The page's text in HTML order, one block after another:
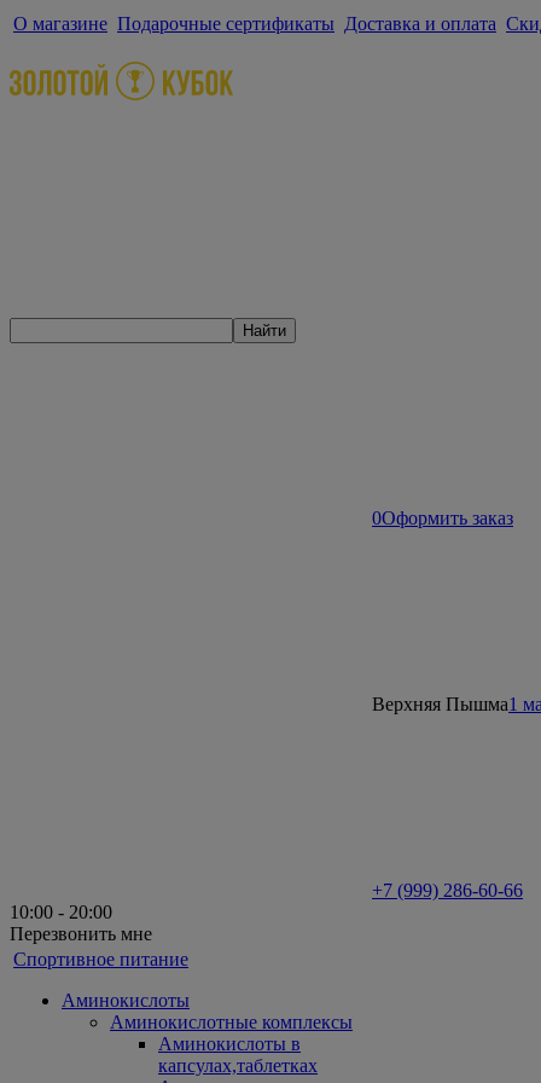
О магазине Подарочные сертификаты Доставка и оплата
Найти
0Оформить заказ
Верхняя Пышма1
+7 (999) 286-60-66
10:00 - 20:00
Перезвонить мне
Спортивное питание
Аминокислоты
Аминокислотные комплексы
Аминокислоты в
капсулах,таблетках